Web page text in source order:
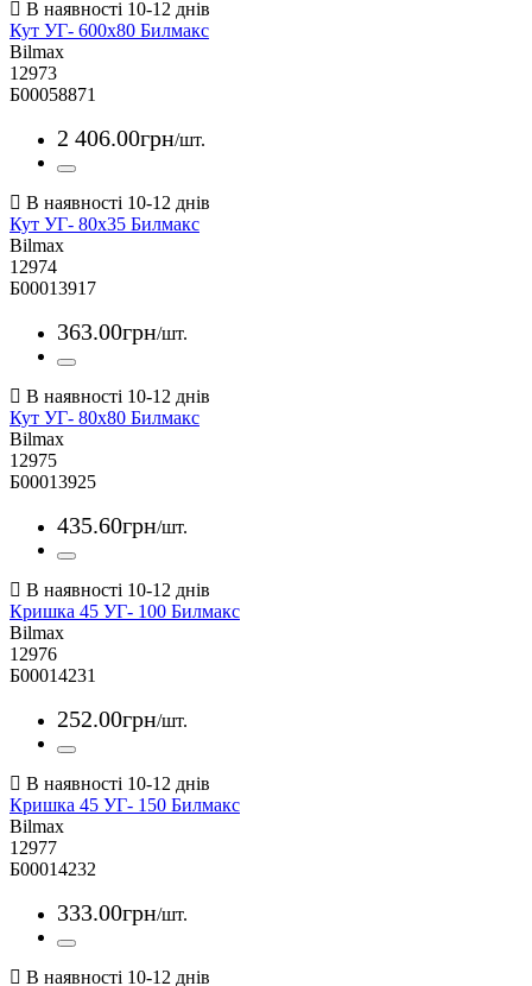
Кут УГ- 600х80 Билмакс
Bilmax
12973
Б00058871
2 406.00грн/шт.
Кут УГ- 80х35 Билмакс
Bilmax
12974
Б00013917
363.00грн/шт.
Кут УГ- 80х80 Билмакс
Bilmax
12975
Б00013925
435.60грн/шт.
Кришка 45 УГ- 100 Билмакс
Bilmax
12976
Б00014231
252.00грн/шт.
Кришка 45 УГ- 150 Билмакс
Bilmax
12977
Б00014232
333.00грн/шт.